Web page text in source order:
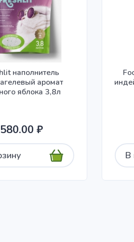
наполнитель
аромат
яблока 3,8л
580.00 ₽
В